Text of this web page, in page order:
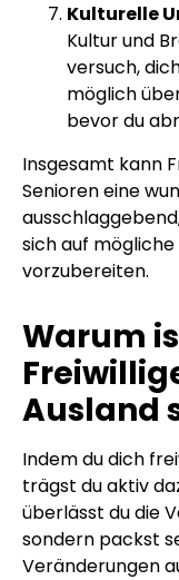
Kulturelle
Kultur und
versuch,
möglich
bevor du
Insgesamt kann
Senioren eine
sich auf
vorzubereiten.
Warum
Ausland
Indem du dich
trägst du aktiv
überlässt du die
sondern packst
Veränderungen